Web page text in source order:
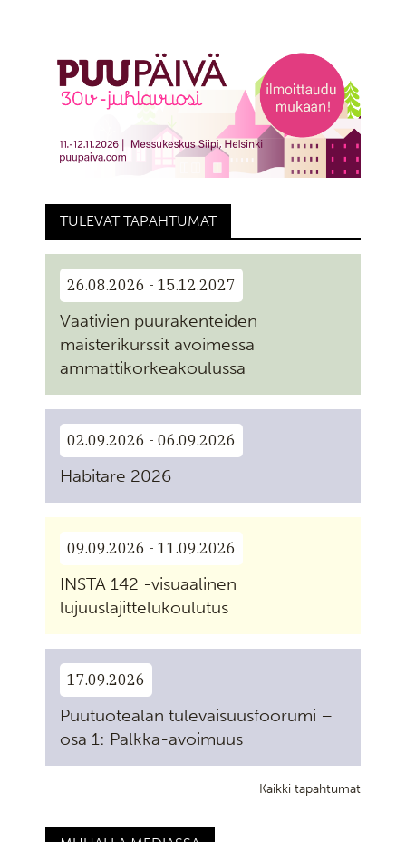
TULEVAT TAPAHTUMAT
26.08.2026 - 15.12.2027
Vaativien puurakenteiden
maisterikurssit avoimessa
ammattikorkeakoulussa
02.09.2026 - 06.09.2026
Habitare 2026
09.09.2026 - 11.09.2026
INSTA 142 -visuaalinen
lujuuslajittelukoulutus
17.09.2026
Puutuotealan tulevaisuusfoorumi –
osa 1: Palkka-avoimuus
Kaikki tapahtumat